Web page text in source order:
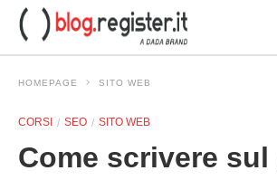
HOMEPAGE SITO WEB
CORSI SEO SITO WEB
Come scrivere sul